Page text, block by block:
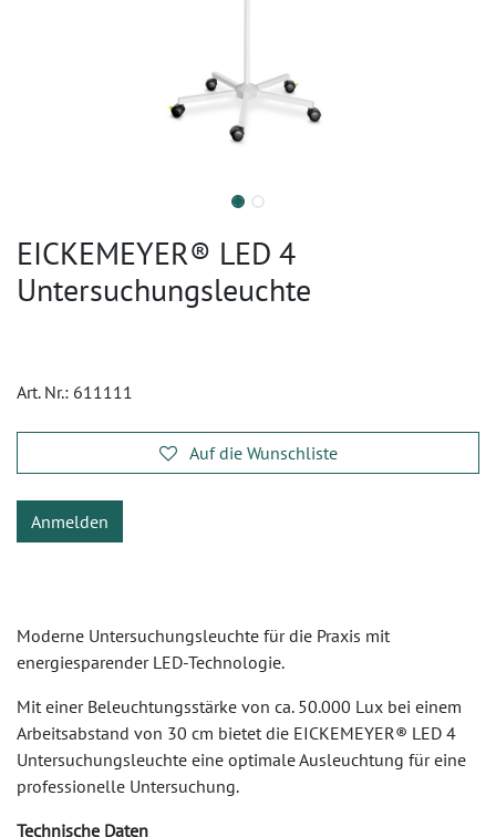
EICKEMEYER® LED 4
Untersuchungsleuchte
Art. Nr.: 611111
Auf die Wunschliste
Anmelden
Moderne Untersuchungsleuchte für die Praxis mit
energiesparender LED-Technologie.
Mit einer Beleuchtungsstärke von ca. 50.000 Lux bei einem
Arbeitsabstand von 30 cm bietet die EICKEMEYER® LED 4
Untersuchungsleuchte eine optimale Ausleuchtung für eine
professionelle Untersuchung.
Technische Daten